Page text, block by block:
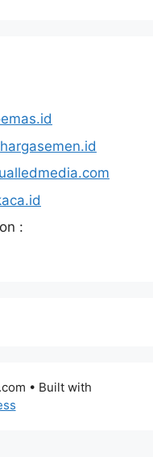
hargasemen.id
:
• Built with